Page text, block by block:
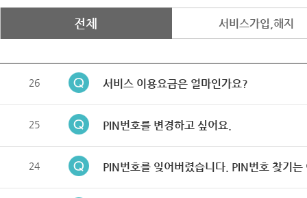
전체 서비스가입,해지
26 서비스 이용요금은 얼마인가요?
25 PIN번호를 변경하고 싶어요.
24 PIN번호를 잊어버렸습니다. PIN번호 찾기는